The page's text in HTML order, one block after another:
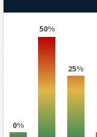
0%
50%
25%